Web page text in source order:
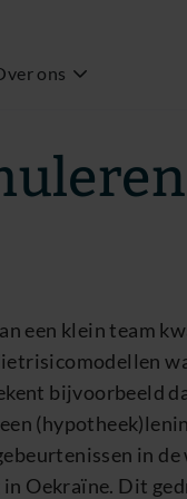
ons
een klein team
bijvoorbeeld
in de
Oekraïne. Dit